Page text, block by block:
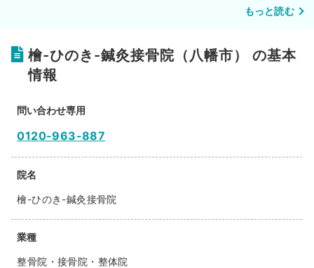
もっと読む
檜-ひのき-鍼灸接骨院（八幡市） の基本
情報
問い合わせ専用
0120-963-887
院名
檜-ひのき-鍼灸接骨院
業種
整骨院・接骨院・整体院